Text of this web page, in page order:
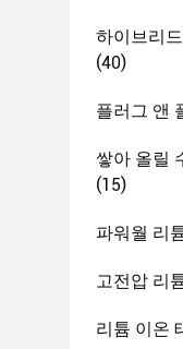
하이브리
(40)
플러그 앤
쌓아 올릴
(15)
파워월 리
고전압 리
리튬 이온